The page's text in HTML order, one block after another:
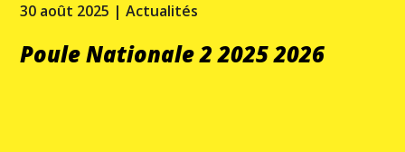
30 août 2025 |Actualités
Poule Nationale 2 2025 2026